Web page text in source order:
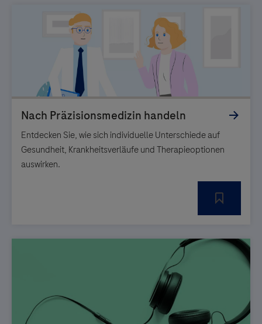
Entdecken Sie, wie sich individuelle Unterschiede auf
Gesundheit, Krankheitsverläufe und Therapieoptionen
auswirken.